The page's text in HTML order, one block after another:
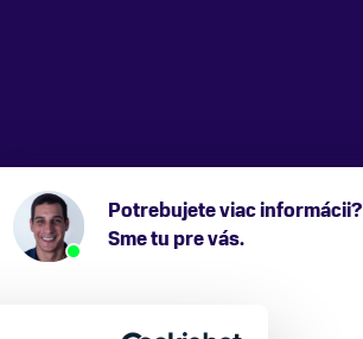
Potrebujete viac informácii?
Sme tu pre vás.